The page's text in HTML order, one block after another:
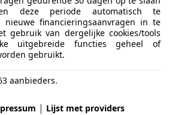
Een belangrijke stap werd
verhuisde van onder de
cabine. Dat maakte de voorzijde
en zorgde daarmee voor een
afhankelijk van de
bestelbus. Een
deze periode automatisch te
nieuwe financieringsaanvragen in te
gebruik van dergelijke cookies/tools
uitgebreide functies geheel of
gebruikt.
aanbieders.
| Lijst met providers